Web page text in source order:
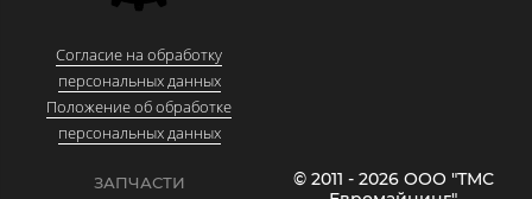
Согласие на обработку
персональных данных
Положение об обработке
персональных данных
ЗАПЧАСТИ
© 2011 - 2026 ООО "ТМС